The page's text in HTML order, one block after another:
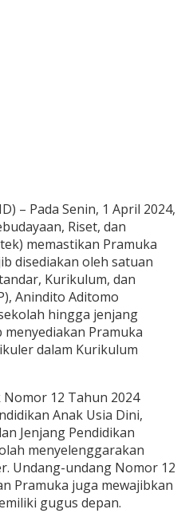
– Pada Senin, 1 April 2024,
Riset, dan
memastikan Pramuka
disediakan oleh satuan
Kurikulum, dan
Anindito Aditomo
hingga jenjang
Pramuka
dalam Kurikulum
12 Tahun 2024
Anak Usia Dini,
Jenjang Pendidikan
menyelenggarakan
Undang-undang Nomor 12
Pramuka juga mewajibkan
gugus depan.